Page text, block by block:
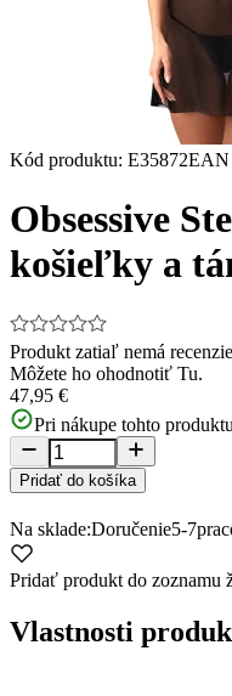
Kód produktu: E35872EAN
Obsessive
košieľky a
Produkt zatiaľ nemá
Môžete ho ohodnotiť Tu.
47,95 €
Pri nákupe tohto
Pridať do košíka
Na sklade:Doručenie5-7
Pridať produkt do zoznamu
Vlastnosti